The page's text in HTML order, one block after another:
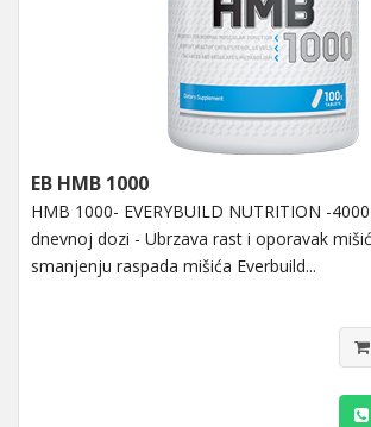
EB HMB 1000
HMB 1000- EVERYBUILD NUTRITION -
dnevnoj dozi - Ubrzava rast i oporavak
smanjenju raspada mišića Everbuild...